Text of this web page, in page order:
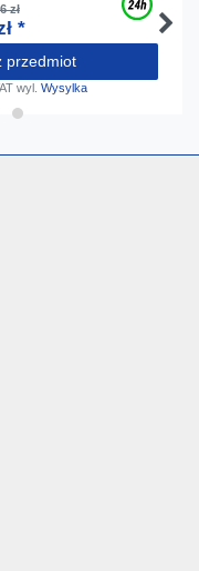
zł
*
przedmiot
wyl. Wysylka